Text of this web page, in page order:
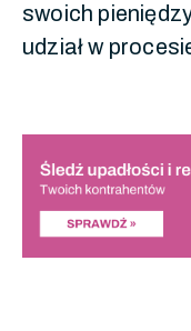
swoich
udział w